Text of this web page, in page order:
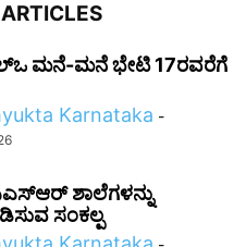
ಮನೆ-ಮನೆ ಭೇಟಿ 17ರವರೆಗೆ
Karnataka -
ಶಾಲೆಗಳನ್ನು
ಸಂಕಲ್ಪ